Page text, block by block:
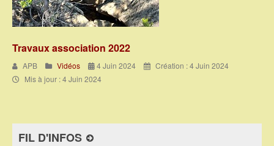
Travaux association 2022
APB Vidéos 4 Juin 2024
Création : 4 Juin 2024
Mis à jour : 4 Juin 2024
FIL D'INFOS